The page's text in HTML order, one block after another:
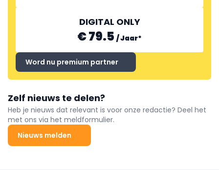
DIGITAL ONLY
€ 79.5 /Jaar*
Word nu premium partner
Zelf nieuws te delen?
Heb je nieuws dat relevant is voor onze redactie? Deel het
met ons via het meldformulier.
Nieuws melden